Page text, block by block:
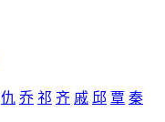
仇 乔 祁 齐 戚 邱 覃 秦